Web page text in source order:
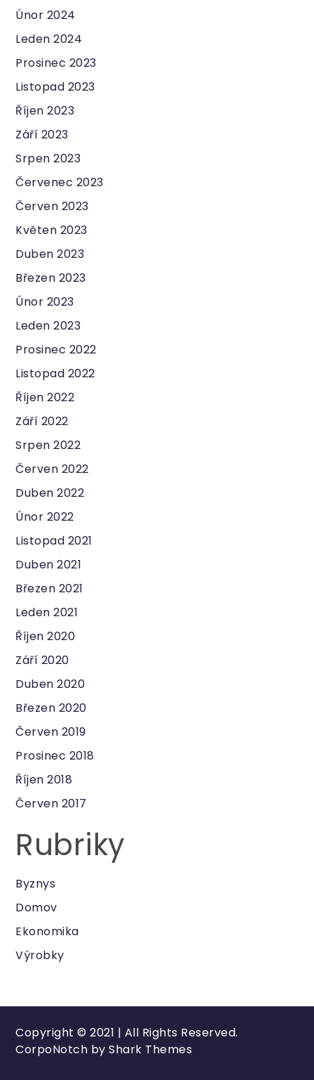
Únor 2024
Leden 2024
Prosinec 2023
Listopad 2023
Říjen 2023
Září 2023
Srpen 2023
Červenec 2023
Červen 2023
Květen 2023
Duben 2023
Březen 2023
Únor 2023
Leden 2023
Prosinec 2022
Listopad 2022
Říjen 2022
Září 2022
Srpen 2022
Červen 2022
Duben 2022
Únor 2022
Listopad 2021
Duben 2021
Březen 2021
Leden 2021
Říjen 2020
Září 2020
Duben 2020
Březen 2020
Červen 2019
Prosinec 2018
Říjen 2018
Červen 2017
Rubriky
Byznys
Domov
Ekonomika
Výrobky
Copyright © 2021 | All Rights Reserved.
CorpoNotch byShark Themes